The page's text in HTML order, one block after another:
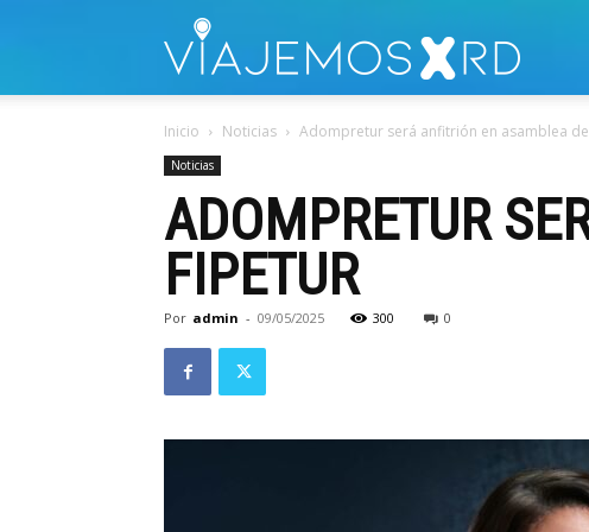
Inicio Noticias Adompretur será anfitrión en asamblea de
Noticias
ADOMPRETUR
FIPETUR
Por admin - 09/05/2025 300 0